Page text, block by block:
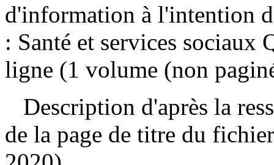
d'information à l'intention
: Santé et services
ligne (1 volume (non
Description d'après la
de la page de titre du